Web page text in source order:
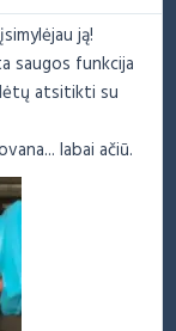
ją!
saugos funkcija
atsitikti su
labai ačiū.